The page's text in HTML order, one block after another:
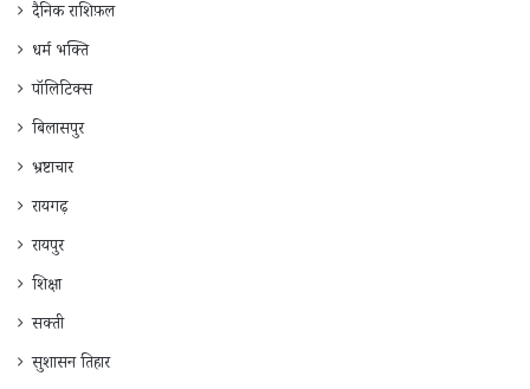
दैनिक राशिफ़ल
धर्म भक्ति
पॉलिटिक्स
बिलासपुर
भ्रष्टाचार
रायगढ़
रायपुर
शिक्षा
सक्ती
सुशासन तिहार